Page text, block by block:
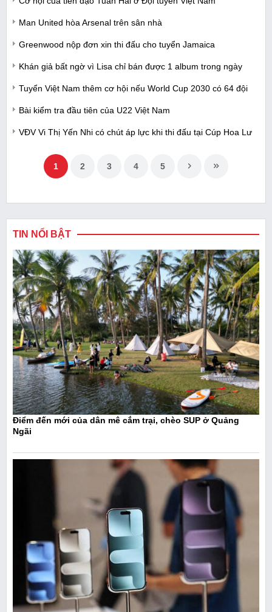
Man United hòa Arsenal trên sân nhà
Greenwood nộp đơn xin thi đấu cho tuyển Jamaica
Khán giả bất ngờ vì Lisa chỉ bán được 1 album trong ngày
Tuyển Việt Nam thêm cơ hội nếu World Cup 2030 có 64 đội
Bài kiểm tra đầu tiên của U22 Việt Nam
VĐV Vi Thị Yến Nhi có chút áp lực khi thi đấu tại Cúp Hoa Lư
1 2 3 4 5
TIN NỔI BẬT
Điểm đến mới của dân mê cắm trại, chèo SUP ở Quảng
Ngãi